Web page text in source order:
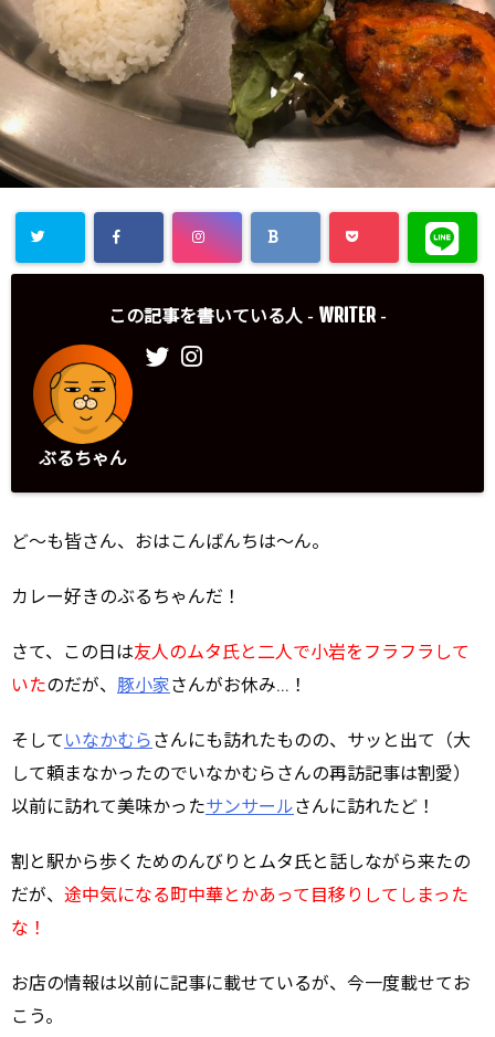
この記事を書いている人 - WRITER -
ぶるちゃん
ど～も皆さん、おはこんばんちは～ん。
カレー好きのぶるちゃんだ！
さて、この日は友人のムタ氏と二人で小岩をフラフラして
いたのだが、 豚小家さんがお休み…！
そして いなかむら さんにも訪れたものの、サッと出て（大
して頼まなかったのでいなかむらさんの再訪記事は割愛）
以前に訪れて美味かったサンサールさんに訪れたど！
割と駅から歩くためのんびりとムタ氏と話しながら来たの
だが、 途中気になる町中華とかあって目移りしてしまった
な！
お店の情報は以前に記事に載せているが、今一度載せてお
こう。